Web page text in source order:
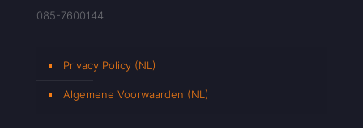
085-7600144
Privacy Policy (NL)
Algemene Voorwaarden (NL)